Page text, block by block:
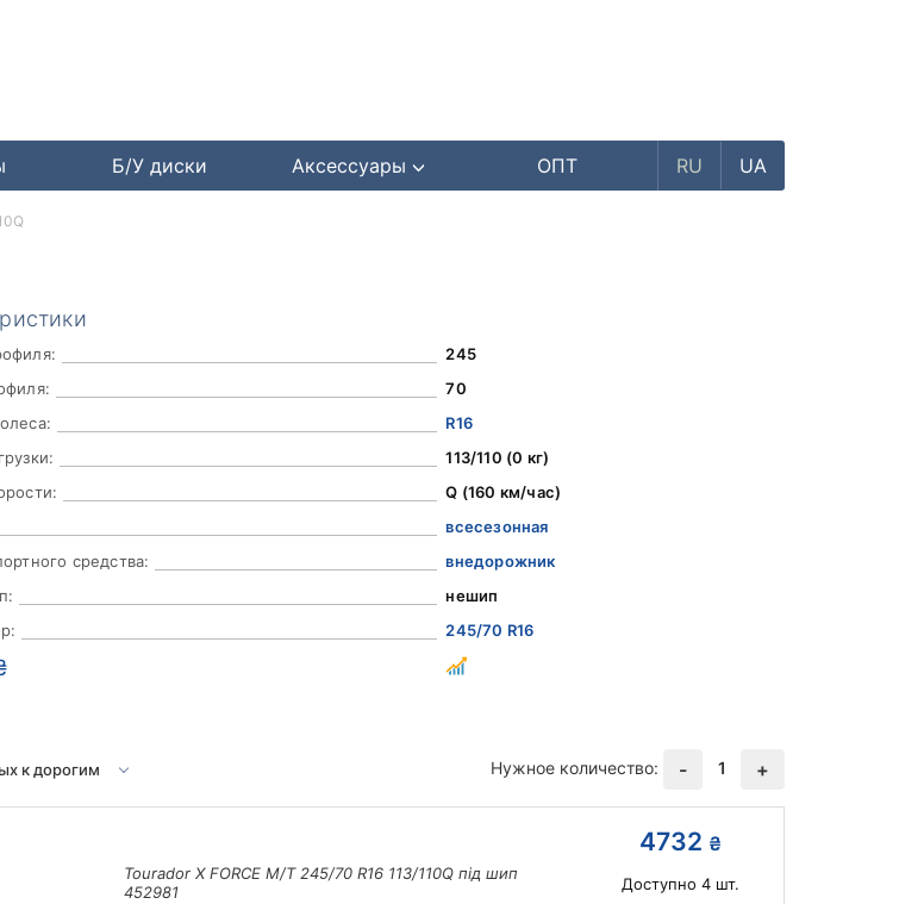
Б/У диски Аксессуары ОПТ RU UA
245
70
R16
113/110 (0 кг)
Q (160 км/час)
всесезонная
средства:
внедорожник
нешип
245/70 R16
Нужное количество: - 1 +
Tourador X FORCE M/T 245/70 R16 113/110Q під шип
452981
4732 ₴
Доступно 4шт.